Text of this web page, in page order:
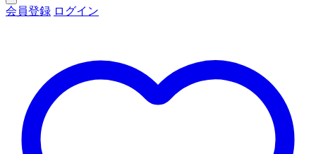
会員登録 ログイン